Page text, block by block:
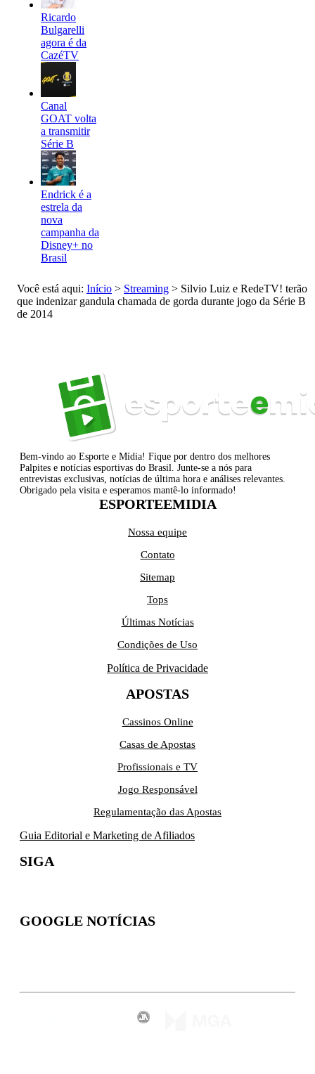
Ricardo
Bulgarelli
agora é da
CazéTV
Canal
GOAT volta
a transmitir
Série B
Endrick é a
estrela da
nova
campanha da
Disney+ no
Brasil
Você está aqui: Início > Streaming > Silvio Luiz e RedeTV! terão
que indenizar gandula chamada de gorda durante jogo da Série B
de 2014
Bem-vindo ao Esporte e Mídia! Fique por dentro dos melhores
Palpites e notícias esportivas do Brasil. Junte-se a nós para
entrevistas exclusivas, notícias de última hora e análises relevantes.
Obrigado pela visita e esperamos mantê-lo informado!
ESPORTEEMIDIA
Nossa equipe
Contato
Sitemap
Tops
Últimas Notícias
Condições de Uso
Política de Privacidade
APOSTAS
Cassinos Online
Casas de Apostas
Profissionais e TV
Jogo Responsável
Regulamentação das Apostas
Guia Editorial e Marketing de Afiliados
SIGA
GOOGLE NOTÍCIAS